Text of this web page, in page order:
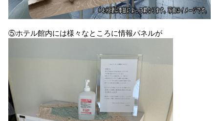
⑤ホテル館内には様々なところに情報パネルが